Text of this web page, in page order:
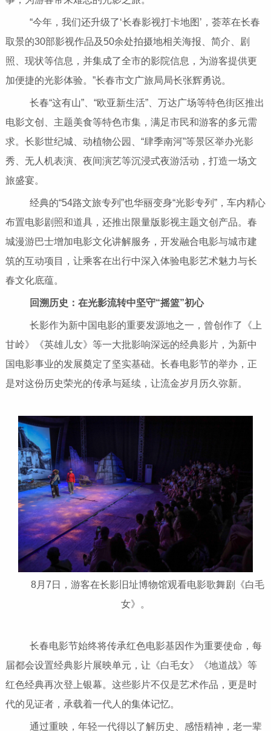
“今年，我们还升级了‘长春影视打卡地图’，荟萃在长春
取景的30部影视作品及50余处拍摄地相关海报、简介、剧
照、现状等信息，并集成了全市的影院信息，为游客提供更
加便捷的光影体验。”长春市文广旅局局长张辉勇说。
长春“这有山”、“欧亚新生活”、万达广场等特色街区推出
电影文创、主题美食等特色市集，满足市民和游客的多元需
求。长影世纪城、动植物公园、“肆季南河”等景区举办光影
秀、无人机表演、夜间演艺等沉浸式夜游活动，打造一场文
旅盛宴。
经典的“54路文旅专列”也华丽变身“光影专列”，车内精心
布置电影剧照和道具，还推出限量版影视主题文创产品。春
城漫游巴士增加电影文化讲解服务，开发融合电影与城市建
筑的互动项目，让乘客在出行中深入体验电影艺术魅力与长
春文化底蕴。
回溯历史：在光影流转中坚守“摇篮”初心
长影作为新中国电影的重要发源地之一，曾创作了《上
甘岭》《英雄儿女》等一大批影响深远的经典影片，为新中
国电影事业的发展奠定了坚实基础。长春电影节的举办，正
是对这份历史荣光的传承与延续，让流金岁月历久弥新。
8月7日，游客在长影旧址博物馆观看电影歌舞剧《白毛
女》。
长春电影节始终将传承红色电影基因作为重要使命，每
届都会设置经典影片展映单元，让《白毛女》《地道战》等
红色经典再次登上银幕。这些影片不仅是艺术作品，更是时
代的见证者，承载着一代人的集体记忆。
通过重映，年轻一代得以了解历史、感悟精神，老一辈